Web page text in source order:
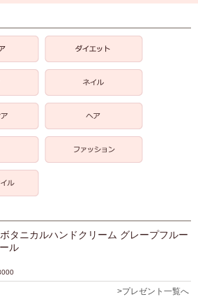
タニカルハンドクリーム グレープフルー
ル
>プレゼント一覧へ